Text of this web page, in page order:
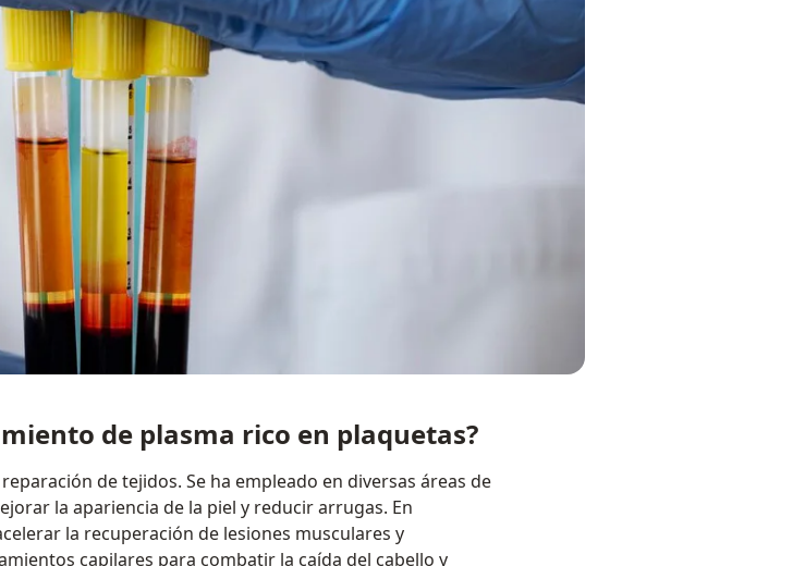
de plasma rico en plaquetas?
de tejidos. Se ha empleado en diversas áreas de
la apariencia de la piel y reducir arrugas. En
la recuperación de lesiones musculares y
capilares para combatir la caída del cabello y